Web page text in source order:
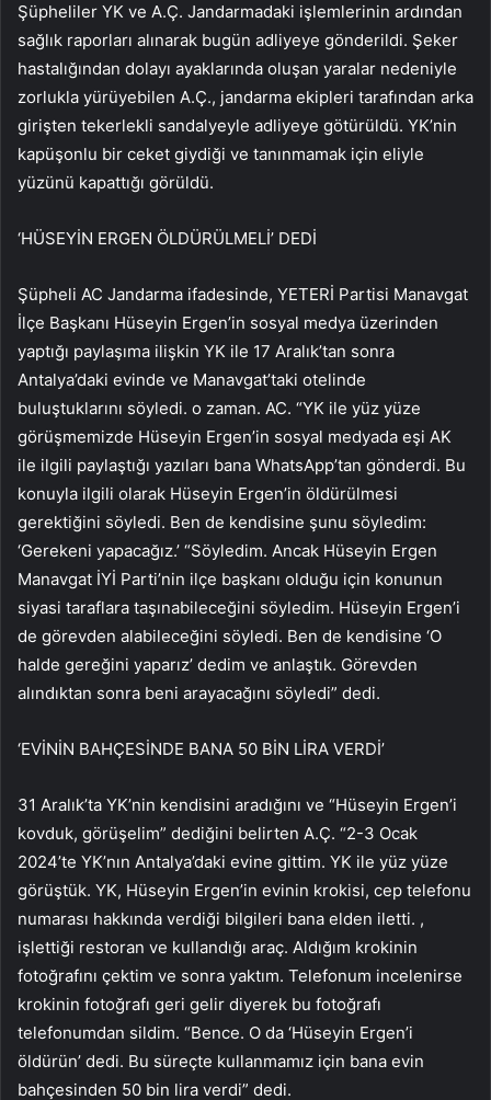
Şüpheliler YK ve A.Ç. Jandarmadaki işlemlerinin ardından
sağlık raporları alınarak bugün adliyeye gönderildi. Şeker
hastalığından dolayı ayaklarında oluşan yaralar nedeniyle
zorlukla yürüyebilen A.Ç., jandarma ekipleri tarafından arka
girişten tekerlekli sandalyeyle adliyeye götürüldü. YK’nin
kapüşonlu bir ceket giydiği ve tanınmamak için eliyle
yüzünü kapattığı görüldü.
‘HÜSEYİN ERGEN ÖLDÜRÜLMELİ’ DEDİ
Şüpheli AC Jandarma ifadesinde, YETERİ Partisi Manavgat
İlçe Başkanı Hüseyin Ergen’in sosyal medya üzerinden
yaptığı paylaşıma ilişkin YK ile 17 Aralık’tan sonra
Antalya’daki evinde ve Manavgat’taki otelinde
buluştuklarını söyledi. o zaman. AC. “YK ile yüz yüze
görüşmemizde Hüseyin Ergen’in sosyal medyada eşi AK
ile ilgili paylaştığı yazıları bana WhatsApp’tan gönderdi. Bu
konuyla ilgili olarak Hüseyin Ergen’in öldürülmesi
gerektiğini söyledi. Ben de kendisine şunu söyledim:
‘Gerekeni yapacağız.’ “Söyledim. Ancak Hüseyin Ergen
Manavgat İYİ Parti’nin ilçe başkanı olduğu için konunun
siyasi taraflara taşınabileceğini söyledim. Hüseyin Ergen’i
de görevden alabileceğini söyledi. Ben de kendisine ‘O
halde gereğini yaparız’ dedim ve anlaştık. Görevden
alındıktan sonra beni arayacağını söyledi” dedi.
‘EVİNİN BAHÇESİNDE BANA 50 BİN LİRA VERDİ’
31 Aralık’ta YK’nin kendisini aradığını ve “Hüseyin Ergen’i
kovduk, görüşelim” dediğini belirten A.Ç. “2-3 Ocak
2024’te YK’nın Antalya’daki evine gittim. YK ile yüz yüze
görüştük. YK, Hüseyin Ergen’in evinin krokisi, cep telefonu
numarası hakkında verdiği bilgileri bana elden iletti. ,
işlettiği restoran ve kullandığı araç. Aldığım krokinin
fotoğrafını çektim ve sonra yaktım. Telefonum incelenirse
krokinin fotoğrafı geri gelir diyerek bu fotoğrafı
telefonumdan sildim. “Bence. O da ‘Hüseyin Ergen’i
öldürün’ dedi. Bu süreçte kullanmamız için bana evin
bahçesinden 50 bin lira verdi” dedi.